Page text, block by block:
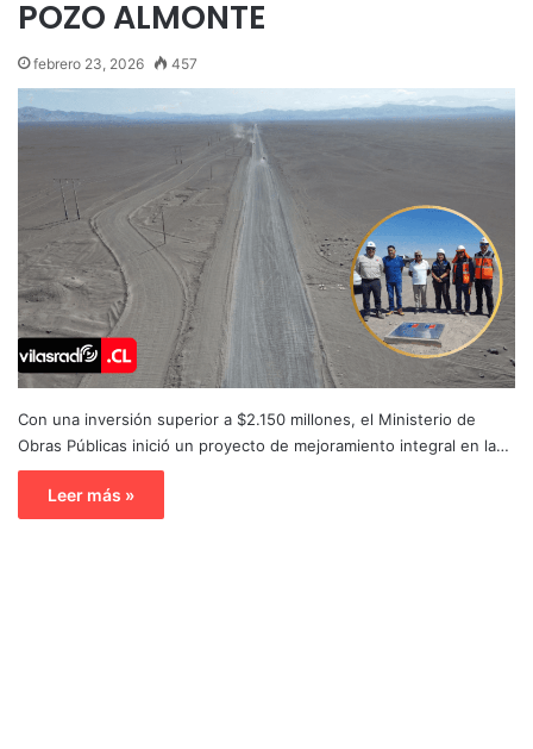
POZO ALMONTE
febrero 23, 2026 457
Con una inversión superior a $2.150 millones, el Ministerio de
Obras Públicas inició un proyecto de mejoramiento integral en la…
Leer más »